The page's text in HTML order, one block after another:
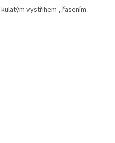
vystřihem , řasením